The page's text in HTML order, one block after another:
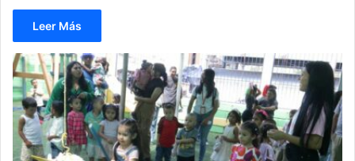
Leer Más